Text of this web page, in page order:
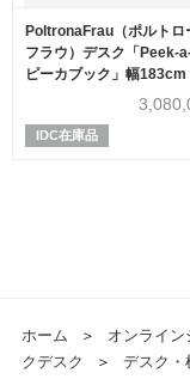
PoltronaFrau（ポルトロ
フラウ）デスク「Peek-
ピーカブック」幅183cm
ュ材セピア色 革#CS28
IDC在庫品
ホーム ＞ オンライン
クデスク
＞ デスク